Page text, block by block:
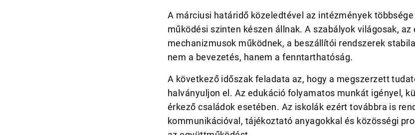
A márciusi határidő közeledtével az intézmények
működési szinten készen állnak. A szabályok világosak, az
mechanizmusok működnek, a beszállítói rendszerek
nem a bevezetés, hanem a fenntarthatóság.
A következő időszak feladata az, hogy a megszerzett
halványuljon el. Az edukáció folyamatos munkát igényel,
érkező családok esetében. Az iskolák ezért továbbra is
kommunikációval, tájékoztató anyagokkal és közösségi